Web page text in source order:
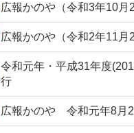
広報かのや（令和3年10月
広報かのや（令和2年11月
令和元年・平成31年度
行
広報かのや 令和元年8月